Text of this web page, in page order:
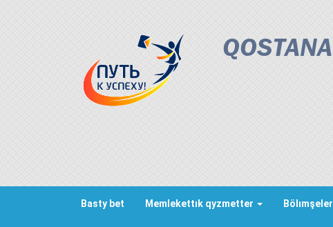
Basty bet Memlekettık qyzmetter Bölımşeler